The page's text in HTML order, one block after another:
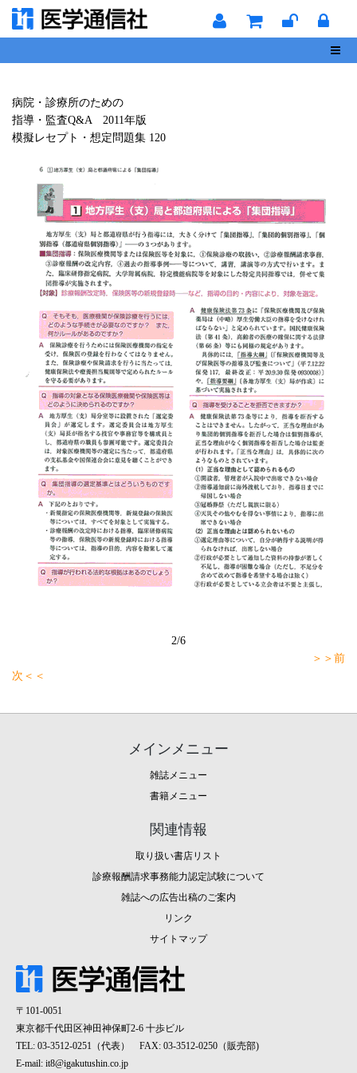
病院・診療所のための
指導・監査Q&A 2011年版
模擬レセプト・想定問題集 120
2/6
＞＞前
次＜＜
メインメニュー
雑誌メニュー
書籍メニュー
関連情報
取り扱い書店リスト
診療報酬請求事務能力認定試験について
雑誌への広告出稿のご案内
リンク
サイトマップ
〒101-0051
東京都千代田区神田神保町2-6 十歩ビル
TEL: 03-3512-0251（代表） FAX: 03-3512-0250（販売部)
E-mail: it8@igakutushin.co.jp